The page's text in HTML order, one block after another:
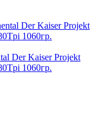
Der Kaiser Projekt
1060гр.